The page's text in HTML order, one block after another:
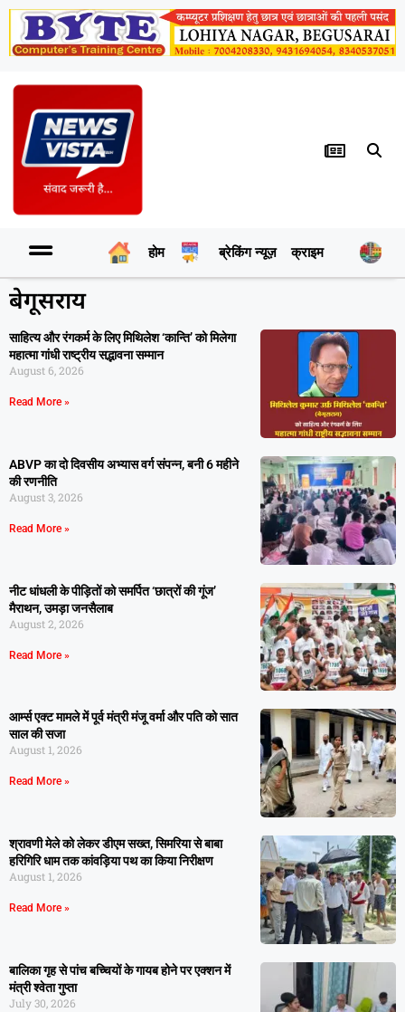
होम ब्रेकिंग न्यूज़ क्राइम
बेगूसराय
साहित्य और रंगकर्म के लिए मिथिलेश ‘कान्ति’ को मिलेगा
महात्मा गांधी राष्ट्रीय सद्भावना सम्मान
August 6, 2026
Read More »
ABVP का दो दिवसीय अभ्यास वर्ग संपन्न, बनी 6 महीने
की रणनीति
August 3, 2026
Read More »
नीट धांधली के पीड़ितों को समर्पित ‘छात्रों की गूंज’
मैराथन, उमड़ा जनसैलाब
August 2, 2026
Read More »
आर्म्स एक्ट मामले में पूर्व मंत्री मंजू वर्मा और पति को सात
साल की सजा
August 1, 2026
Read More »
श्रावणी मेले को लेकर डीएम सख्त, सिमरिया से बाबा
हरिगिरि धाम तक कांवड़िया पथ का किया निरीक्षण
August 1, 2026
Read More »
बालिका गृह से पांच बच्चियों के गायब होने पर एक्शन में
मंत्री श्वेता गुप्ता
July 30, 2026